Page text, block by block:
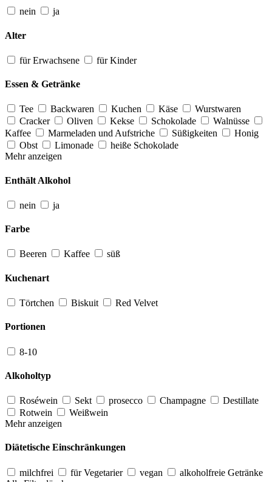
nein ja
Alter
für Erwachsene für Kinder
Essen & Getränke
Tee Backwaren Kuchen Käse
Wurstwaren
Cracker
Oliven Kekse Schokolade
Walnüsse
Kaffee
Marmeladen und Aufstriche Süßigkeiten
Honig
Obst
Limonade
heiße Schokolade
Mehr anzeigen
Enthält Alkohol
nein ja
Farbe
Beeren Kaffee süß
Kuchenart
Törtchen Biskuit Red Velvet
Portionen
8-10
Alkoholtyp
Roséwein Sekt prosecco Champagne
Destillate
Rotwein
Weißwein
Mehr anzeigen
Diätetische Einschränkungen
milchfrei für Vegetarier vegan
alkoholfreie Getränke